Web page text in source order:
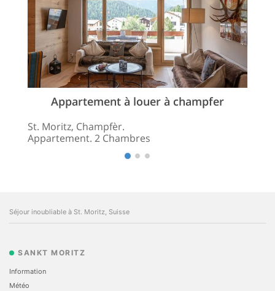
Appartement à louer à champfer
St. Moritz, Champfèr.
Appartement. 2 Chambres
Séjour inoubliable à St. Moritz, Suisse
SANKT MORITZ
Information
Météo